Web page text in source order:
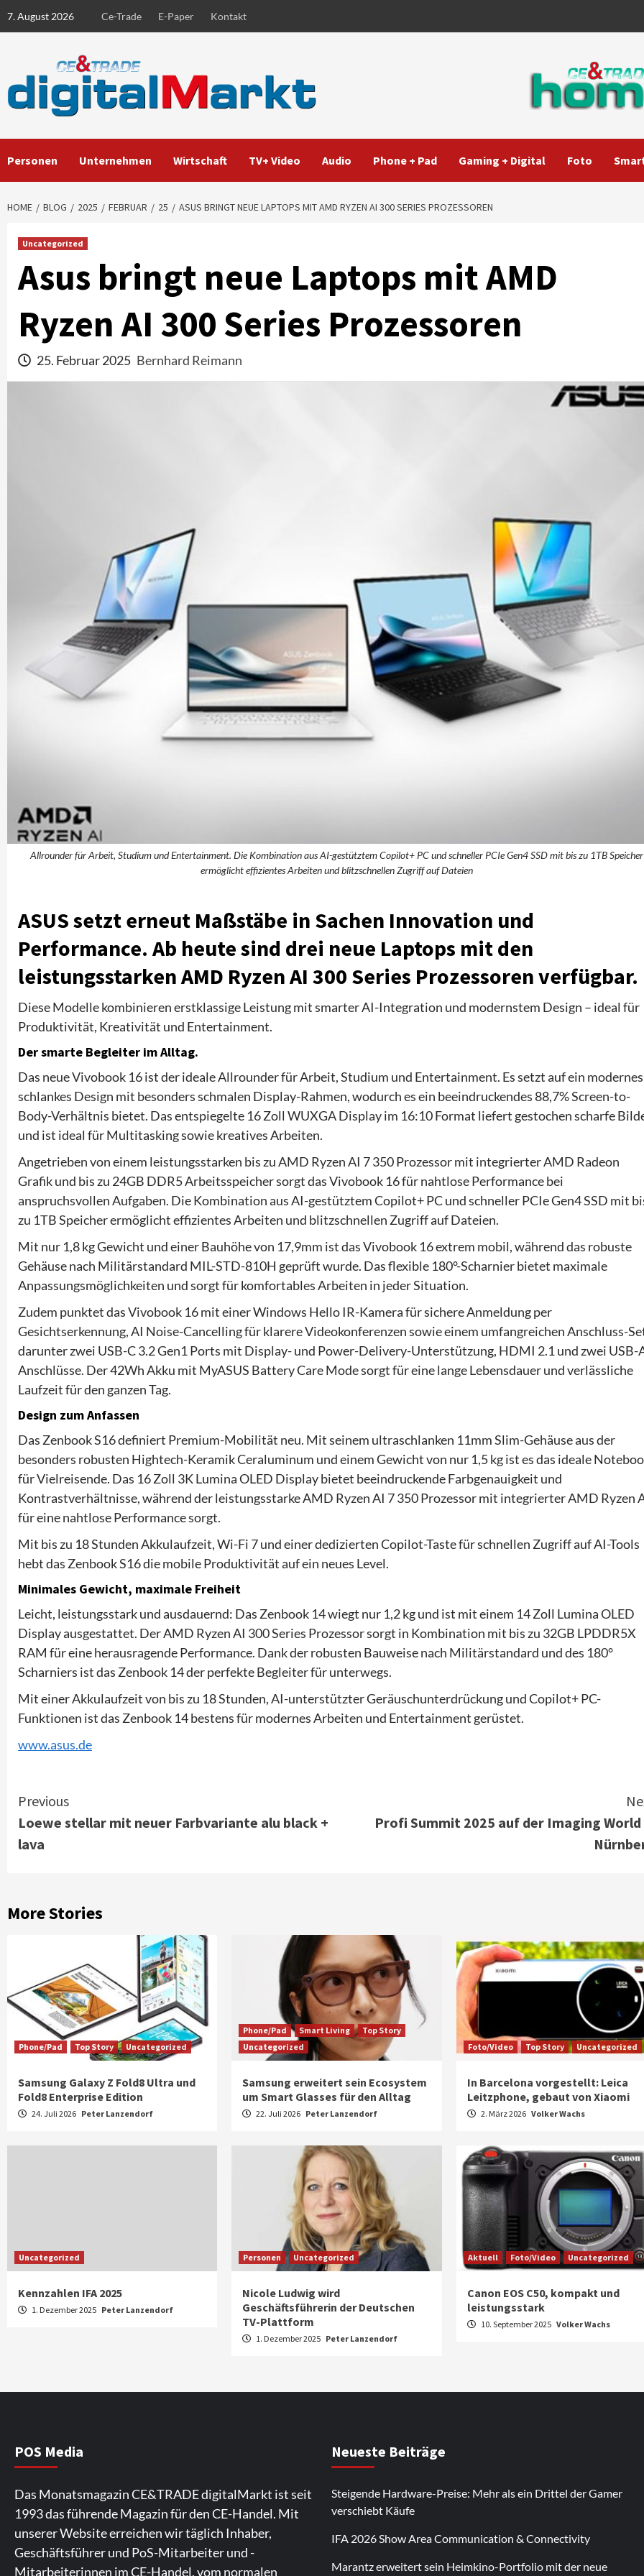
7. August 2026 Ce-Trade E-Paper Kontakt
Personen Unternehmen Wirtschaft TV+ Video Audio Phone + Pad Gaming + Digital Foto
HOME BLOG 2025 FEBRUAR 25 ASUS BRINGT NEUE LAPTOPS MIT AMD RYZEN AI 300 SERIES PROZESSOREN
Uncategorized
Asus bringt neue Laptops mit AMD
Ryzen AI 300 Series Prozessoren
25. Februar 2025 Bernhard Reimann
Allrounder für Arbeit, Studium und Entertainment. Die Kombination aus AI-gestütztem Copilot+ PC und schneller PCIe Gen4 SSD mit bis zu 1TB Speicher
ermöglicht effizientes Arbeiten und blitzschnellen Zugriff auf Dateien
ASUS setzt erneut Maßstäbe in Sachen Innovation und
Performance. Ab heute sind drei neue Laptops mit den
leistungsstarken AMD Ryzen AI 300 Series Prozessoren verfügbar.
Diese Modelle kombinieren erstklassige Leistung mit smarter AI-Integration und modernstem Design – ideal für
Produktivität, Kreativität und Entertainment.
Der smarte Begleiter im Alltag.
Das neue Vivobook 16 ist der ideale Allrounder für Arbeit, Studium und Entertainment. Es setzt auf ein
schlankes Design mit besonders schmalen Display-Rahmen, wodurch es ein beeindruckendes 88,7% Screen-to-
Body-Verhältnis bietet. Das entspiegelte 16 Zoll WUXGA Display im 16:10 Format liefert gestochen scharfe
und ist ideal für Multitasking sowie kreatives Arbeiten.
Angetrieben von einem leistungsstarken bis zu AMD Ryzen AI 7 350 Prozessor mit integrierter AMD Radeon
Grafik und bis zu 24GB DDR5 Arbeitsspeicher sorgt das Vivobook 16 für nahtlose Performance bei
anspruchsvollen Aufgaben. Die Kombination aus AI-gestütztem Copilot+ PC und schneller PCIe Gen4 SSD mit
zu 1TB Speicher ermöglicht effizientes Arbeiten und blitzschnellen Zugriff auf Dateien.
Mit nur 1,8 kg Gewicht und einer Bauhöhe von 17,9mm ist das Vivobook 16 extrem mobil, während das robuste
Gehäuse nach Militärstandard MIL-STD-810H geprüft wurde. Das flexible 180°-Scharnier bietet maximale
Anpassungsmöglichkeiten und sorgt für komfortables Arbeiten in jeder Situation.
Zudem punktet das Vivobook 16 mit einer Windows Hello IR-Kamera für sichere Anmeldung per
Gesichtserkennung, AI Noise-Cancelling für klarere Videokonferenzen sowie einem umfangreichen Anschluss-
darunter zwei USB-C 3.2 Gen1 Ports mit Display- und Power-Delivery-Unterstützung, HDMI 2.1 und zwei USB-
Anschlüsse. Der 42Wh Akku mit MyASUS Battery Care Mode sorgt für eine lange Lebensdauer und verlässliche
Laufzeit für den ganzen Tag.
Design zum Anfassen
Das Zenbook S16 definiert Premium-Mobilität neu. Mit seinem ultraschlanken 11mm Slim-Gehäuse aus der
besonders robusten Hightech-Keramik Ceraluminum und einem Gewicht von nur 1,5 kg ist es das ideale
für Vielreisende. Das 16 Zoll 3K Lumina OLED Display bietet beeindruckende Farbgenauigkeit und
Kontrastverhältnisse, während der leistungsstarke AMD Ryzen AI 7 350 Prozessor mit integrierter AMD Ryzen
für eine nahtlose Performance sorgt.
Mit bis zu 18 Stunden Akkulaufzeit, Wi-Fi 7 und einer dedizierten Copilot-Taste für schnellen Zugriff auf AI-Tools
hebt das Zenbook S16 die mobile Produktivität auf ein neues Level.
Minimales Gewicht, maximale Freiheit
Leicht, leistungsstark und ausdauernd: Das Zenbook 14 wiegt nur 1,2 kg und ist mit einem 14 Zoll Lumina OLED
Display ausgestattet. Der AMD Ryzen AI 300 Series Prozessor sorgt in Kombination mit bis zu 32GB LPDDR5X
RAM für eine herausragende Performance. Dank der robusten Bauweise nach Militärstandard und des 180°
Scharniers ist das Zenbook 14 der perfekte Begleiter für unterwegs.
Mit einer Akkulaufzeit von bis zu 18 Stunden, AI-unterstützter Geräuschunterdrückung und Copilot+ PC-
Funktionen ist das Zenbook 14 bestens für modernes Arbeiten und Entertainment gerüstet.
www.asus.de
Continue
Reading
Previous
Loewe stellar mit neuer Farbvariante alu black +
lava
Profi Summit 2025 auf der Imaging World
More Stories
Phone/Pad Top Story Uncategorized
Samsung Galaxy Z Fold8 Ultra und
Fold8 Enterprise Edition
24. Juli 2026 Peter Lanzendorf
Phone/Pad Smart Living
Top Story
Uncategorized
Samsung erweitert sein Ecosystem
um Smart Glasses für den Alltag
22. Juli 2026 Peter Lanzendorf
Foto/Video Top Story Uncategorized
In Barcelona vorgestellt: Leica
Leitzphone, gebaut von Xiaomi
2. März 2026 Volker Wachs
Uncategorized
Kennzahlen IFA 2025
1. Dezember 2025 Peter Lanzendorf
Personen Uncategorized
Nicole Ludwig wird
Geschäftsführerin der Deutschen
TV-Plattform
1. Dezember 2025 Peter Lanzendorf
Aktuell Foto/Video Uncategorized
Canon EOS C50, kompakt und
leistungsstark
10. September 2025 Volker Wachs
POS Media
Das Monatsmagazin CE&TRADE digitalMarkt ist seit
1993 das führende Magazin für den CE-Handel. Mit
unserer Website erreichen wir täglich Inhaber,
Geschäftsführer und PoS-Mitarbeiter und -
Mitarbeiterinnen im CE-Handel, vom normalen
Neueste Beiträge
Steigende Hardware-Preise: Mehr als ein Drittel der Gamer
verschiebt Käufe
IFA 2026 Show Area Communication & Connectivity
Marantz erweitert sein Heimkino-Portfolio mit der neue